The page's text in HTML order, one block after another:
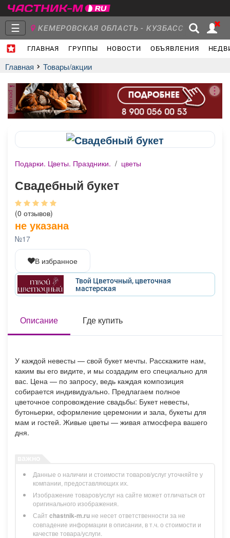
☰ КЕМЕРОВСКАЯ ОБЛАСТЬ - КУЗБАСС
ГЛАВНАЯ ГРУППЫ НОВОСТИ ОБЪЯВЛЕНИЯ
Главная
Объявления Недвижимость Услуги
Афиша
Товары Поздравления
Главная Товары/акции
реклама
Подарки. Цветы. Праздники. / цветы
Свадебный букет
(0 отзывов)
не указана
№17
В избранное
Твой Цветочный, цветочная
мастерская
Описание Где купить
У каждой невесты — свой букет мечты. Расскажите нам,
каким вы его видите, и мы создадим его специально для
вас. Цена — по запросу, ведь каждая композиция
собирается индивидуально. Предлагаем полное
цветочное сопровождение свадьбы: Букет невесты,
бутоньерки, оформление церемонии и зала, букеты для
мам и гостей. Живые цветы — живая атмосфера вашего
дня.
Данные о наличии и стоимости товаров/услуг уточняйте у
компании, предоставляющих их.
Изображение товаров/услуг на сайте может отличаться от
оригинального изображения.
Сайт chastnik-m.ru не несет ответственности за не
совпадение информации в описании, в т.ч. о стоимости и
качестве товара/услуги.